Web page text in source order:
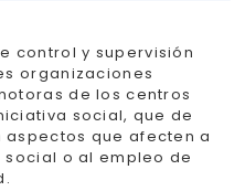
control y supervisión
organizaciones
de los centros
social, que de
que afecten a
o al empleo de